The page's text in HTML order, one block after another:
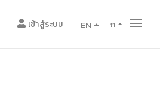
เข้าสู่ระบบ EN ก